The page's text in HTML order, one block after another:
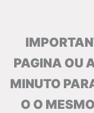
PAGINA OU
MINUTO
O O